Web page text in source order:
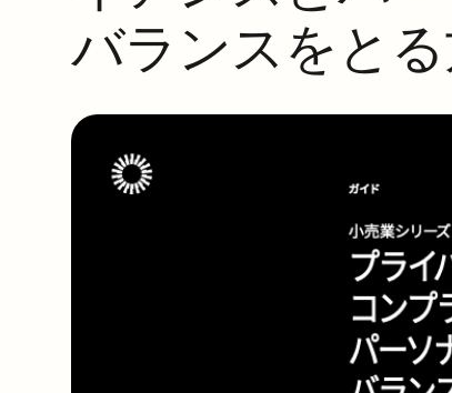
バランスをと